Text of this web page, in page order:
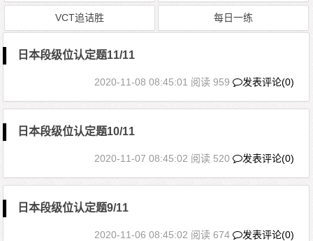
VCT追诘胜 每日一练
日本段级位认定题11/11
2020-11-08 08:45:01 阅读 959 发表评论(0)
日本段级位认定题10/11
2020-11-07 08:45:02 阅读 520 发表评论(0)
日本段级位认定题9/11
2020-11-06 08:45:02 阅读 674 发表评论(0)